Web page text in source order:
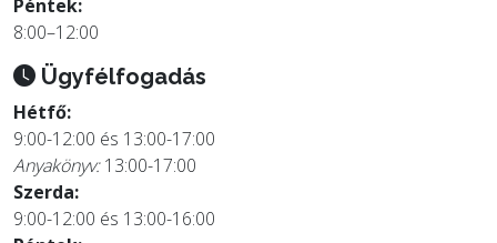
Péntek:
8:00–12:00
Ügyfélfogadás
Hétfő:
9:00-12:00 és 13:00-17:00
Anyakönyv:13:00-17:00
Szerda:
9:00-12:00 és 13:00-16:00